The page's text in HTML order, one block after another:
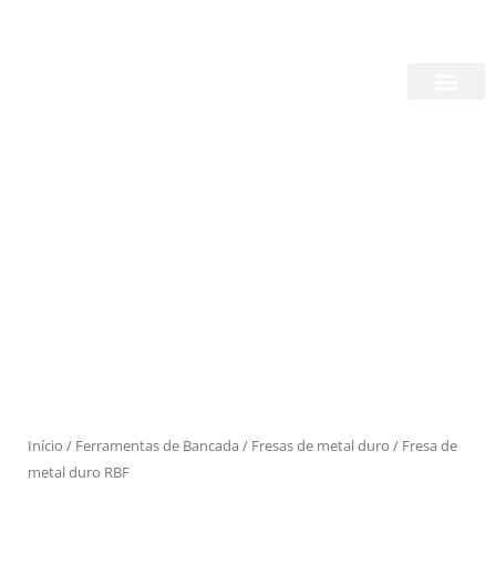
Início / Ferramentas de Bancada / Fresas de metal duro / Fresa de
metal duro RBF